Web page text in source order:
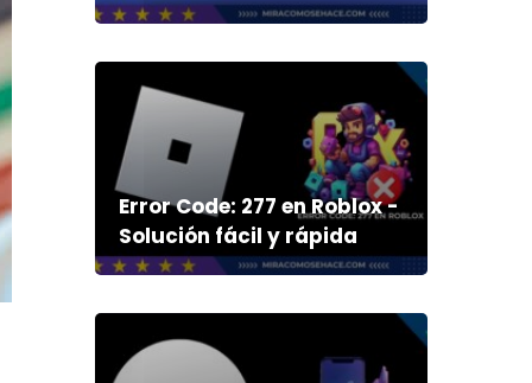
Error Code: 277 en Roblox -
Solución fácil y rápida